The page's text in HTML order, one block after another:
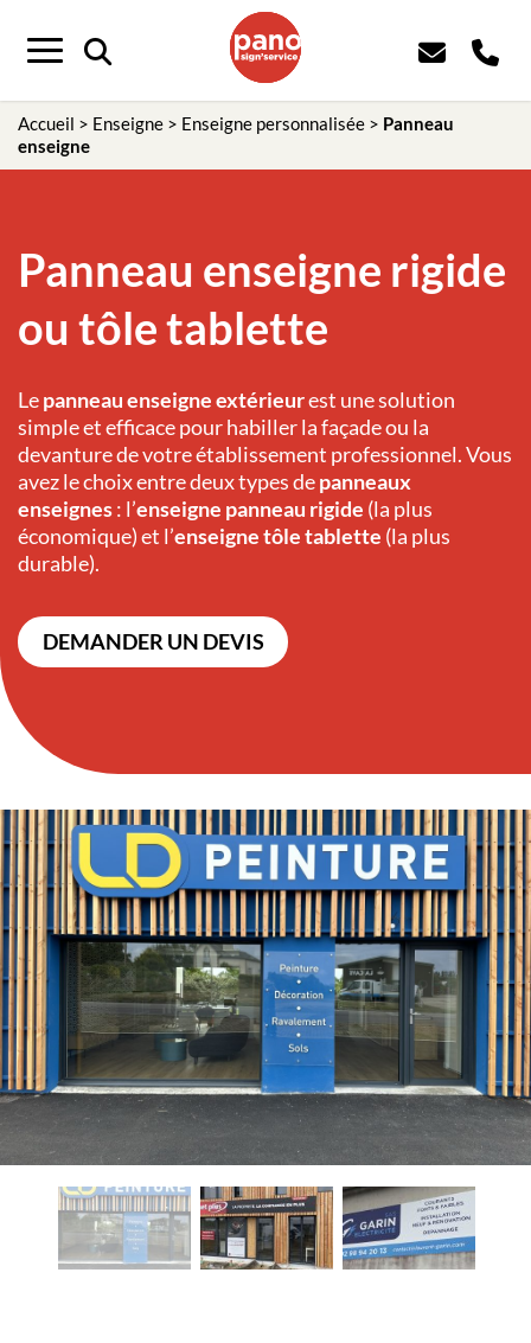
Menu
Accueil > Enseigne > Enseigne personnalisée > Panneau
enseigne
Panneau enseigne rigide
ou tôle tablette
Lepanneau enseigne extérieurest une solution
simple et efficace pour habiller la façade ou la
devanture de votre établissement professionnel. Vous
avez le choix entre deux types depanneaux
enseignes: l’enseigne panneau rigide (la plus
économique) et l’enseigne tôle tablette (la plus
durable).
DEMANDER UN DEVIS